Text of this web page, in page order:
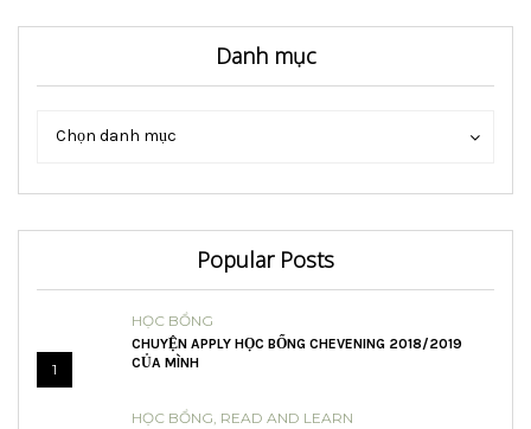
Danh mục
Chọn danh mục
Danh
Popular Posts
1
HỌC BỔNG
CHUYỆN APPLY HỌC BỔNG CHEVENING 2018/2019
CỦA MÌNH
HỌC BỔNG READ AND LEARN